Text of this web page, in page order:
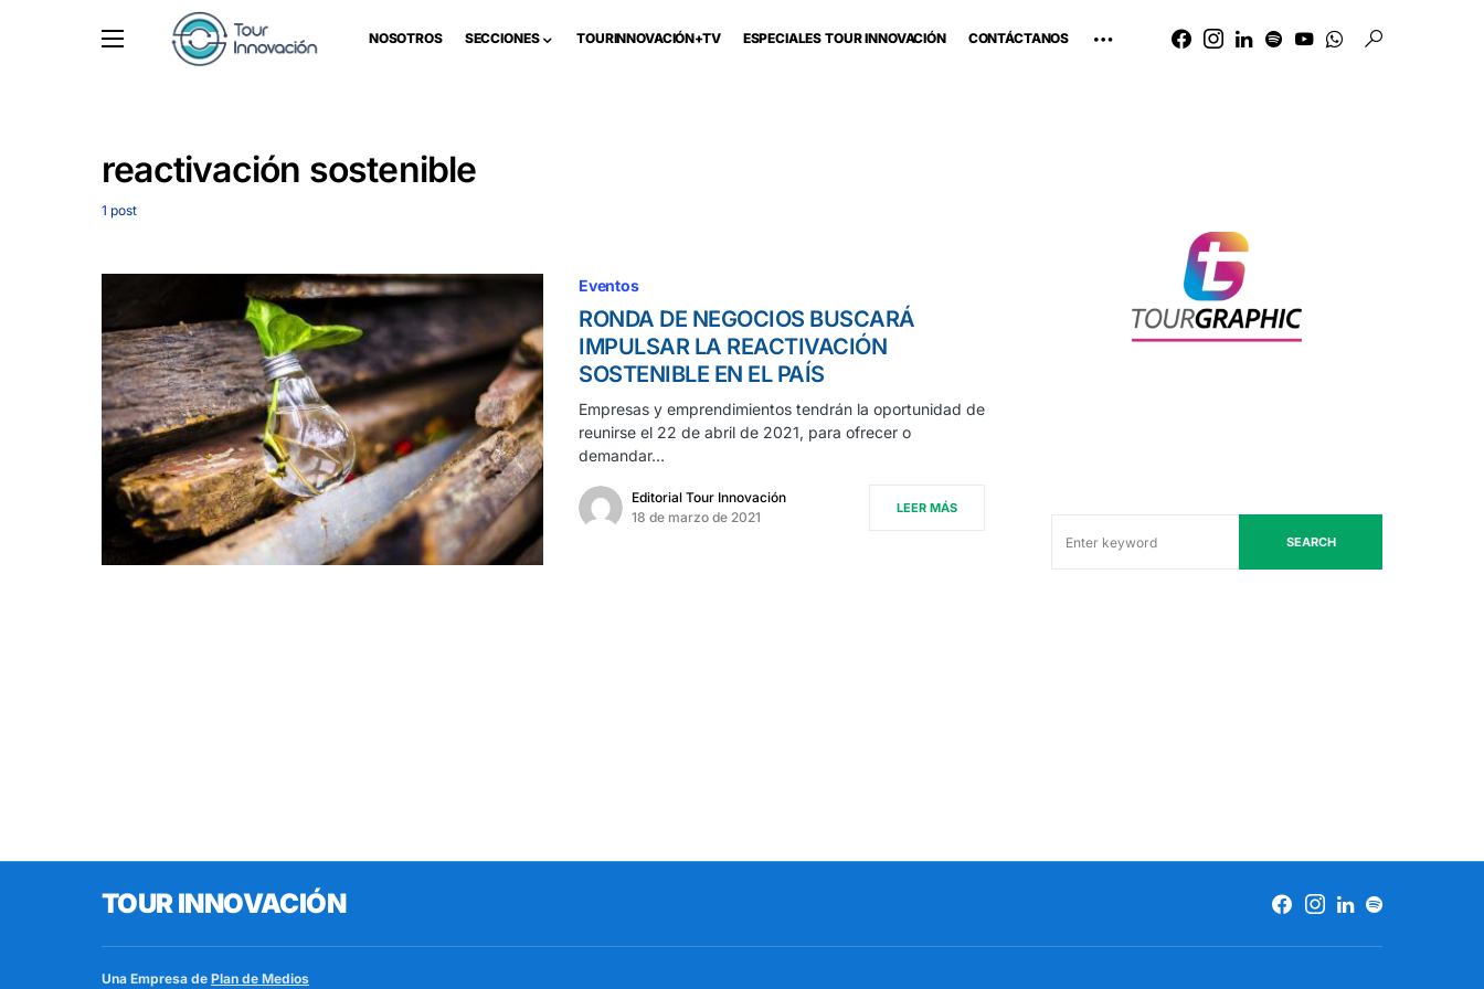
NOSOTROS SECCIONES TOURINNOVACIÓN+TV ESPECIALES TOUR INNOVACIÓN CONTÁCTANOS
reactivación sostenible
1 post
Eventos
RONDA DE NEGOCIOS BUSCARÁ
IMPULSAR LA REACTIVACIÓN
SOSTENIBLE EN EL PAÍS
Empresas y emprendimientos tendrán la oportunidad de
reunirse el 22 de abril de 2021, para ofrecer o
demandar…
Editorial Tour Innovación
18 de marzo de 2021
LEER MÁS
SEARCH
TOUR INNOVACIÓN
Una Empresa de Plan de Medios